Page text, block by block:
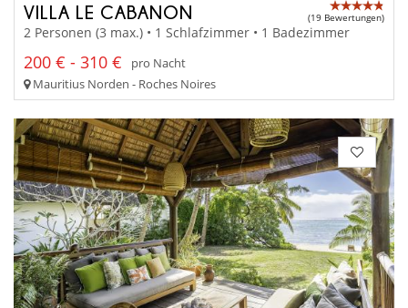
VILLA LE CABANON (19 Bewertungen)
2 Personen (3 max.) • 1 Schlafzimmer • 1 Badezimmer
200 € - 310 €
pro Nacht
Mauritius Norden - Roches Noires